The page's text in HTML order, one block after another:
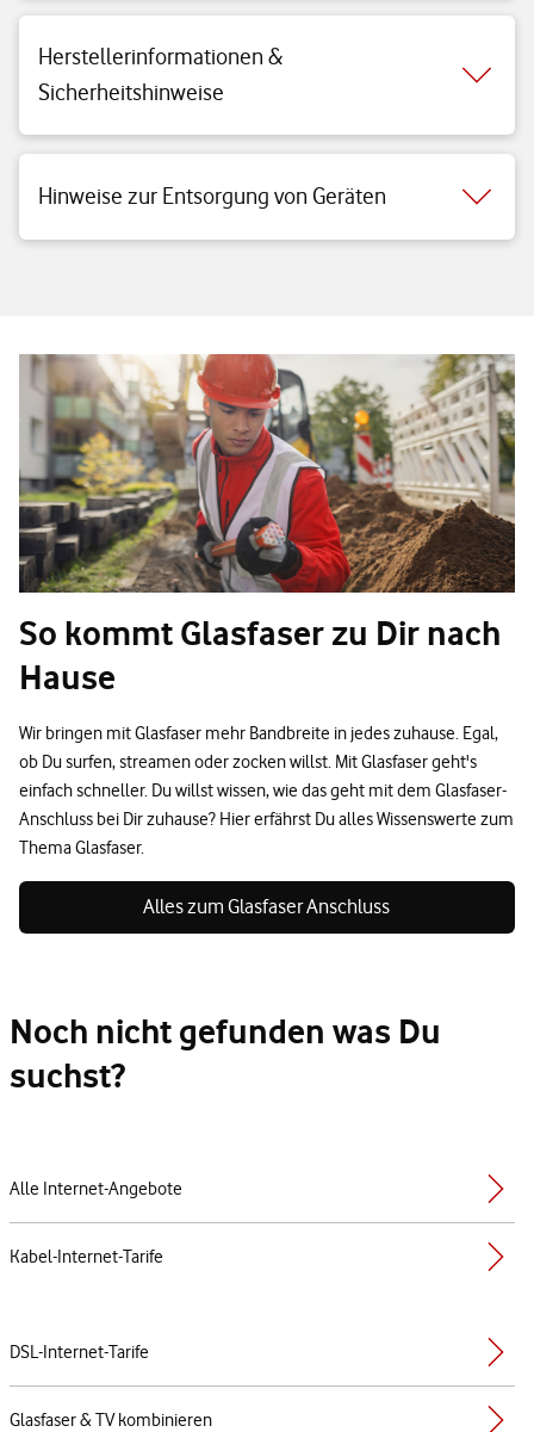
Herstellerinformationen &
Sicherheitshinweise
Hinweise zur Entsorgung von Geräten
So kommt Glasfaser zu Dir nach
Hause
Wir bringen mit Glasfaser mehr Bandbreite in jedes zuhause. Egal,
ob Du surfen, streamen oder zocken willst. Mit Glasfaser geht's
einfach schneller. Du willst wissen, wie das geht mit dem Glasfaser-
Anschluss bei Dir zuhause? Hier erfährst Du alles Wissenswerte zum
Thema Glasfaser.
Alles zum Glasfaser Anschluss
Noch nicht gefunden was Du
suchst?
Alle Internet-Angebote
Kabel-Internet-Tarife
DSL-Internet-Tarife
Glasfaser & TV kombinieren